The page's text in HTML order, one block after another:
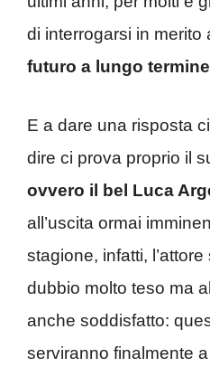
di interrogarsi in merito
futuro a lungo
E a dare una risposta
dire ci prova proprio il
ovvero il bel Luca
all’uscita ormai
stagione, infatti,
dubbio molto teso ma
anche soddisfatto:
serviranno finalmente